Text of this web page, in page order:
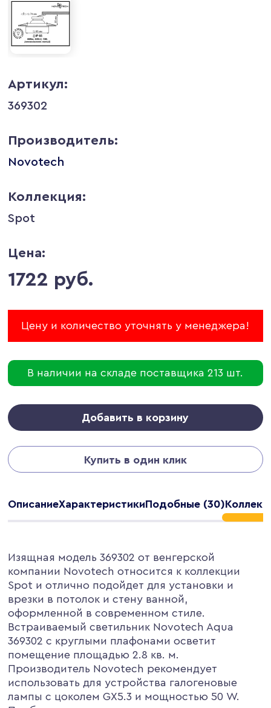
Артикул:
369302
Производитель:
Novotech
Коллекция:
Spot
Цена:
1722 руб.
Цену и количество уточнять у менеджера!
В наличии на складе поставщика 213 шт.
Добавить в корзину
Купить в один клик
ОписаниеХарактеристикиПодобные (30)
Изящная модель 369302 от венгерской
компании Novotech относится к коллекции
Spot и отлично подойдет для установки и
врезки в потолок и стену ванной,
оформленной в современном стиле.
Встраиваемый светильник Novotech Aqua
369302 с круглыми плафонами осветит
помещение площадью 2.8 кв. м.
Производитель Novotech рекомендует
использовать для устройства галогеновые
лампы с цоколем GX5.3 и мощностью 50 W.